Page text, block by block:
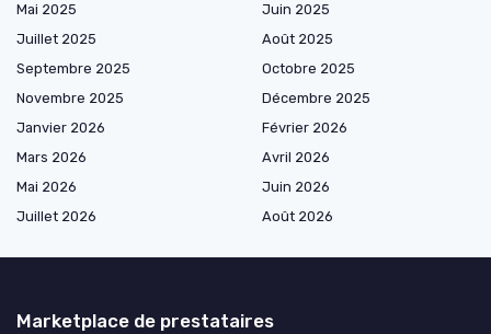
Mai 2025
Juin 2025
Juillet 2025
Août 2025
Septembre 2025
Octobre 2025
Novembre 2025
Décembre 2025
Janvier 2026
Février 2026
Mars 2026
Avril 2026
Mai 2026
Juin 2026
Juillet 2026
Août 2026
Marketplace de prestataires